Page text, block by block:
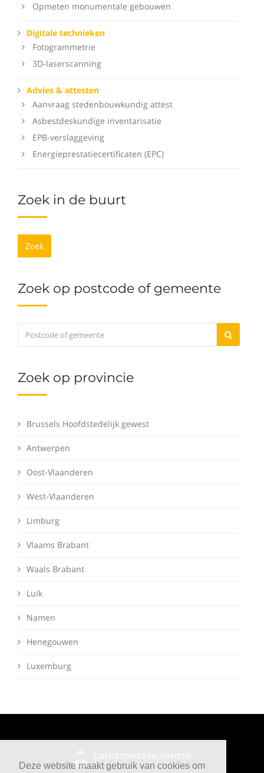
Deze website maakt gebruik van cookies om
Opmeten monumentale gebouwen
Digitale technieken
Fotogrammetrie
3D-laserscanning
Advies & attesten
Aanvraag stedenbouwkundig attest
Asbestdeskundige inventarisatie
EPB-verslaggeving
Energieprestatiecertificaten (EPC)
Zoek in de buurt
Zoek
Zoek op postcode of gemeente
Zoek op provincie
Brussels Hoofdstedelijk gewest
Antwerpen
Oost-Vlaanderen
West-Vlaanderen
Limburg
Vlaams Brabant
Waals Brabant
Luik
Namen
Henegouwen
Luxemburg